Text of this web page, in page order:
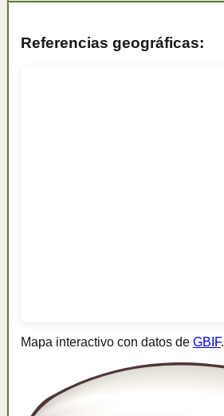
Referencias geográficas:
Mapa interactivo con datos de GBIF.